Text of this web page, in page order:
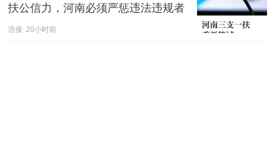
扶公信力，河南必须严惩违法违规者
浩俊 20小时前